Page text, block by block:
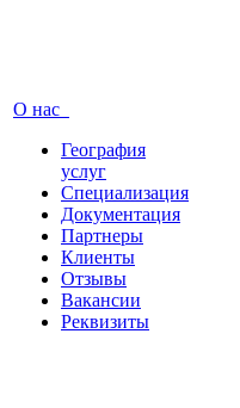
О нас
География
услуг
Специализация
Документация
Партнеры
Клиенты
Отзывы
Вакансии
Реквизиты